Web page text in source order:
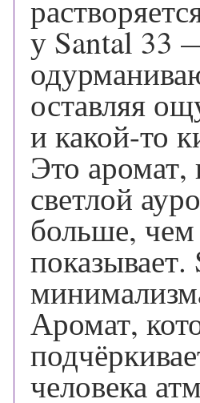
у Santal 33
оставляя
и какой-то
Это аромат,
светлой
больше, чем
Аромат,
человека